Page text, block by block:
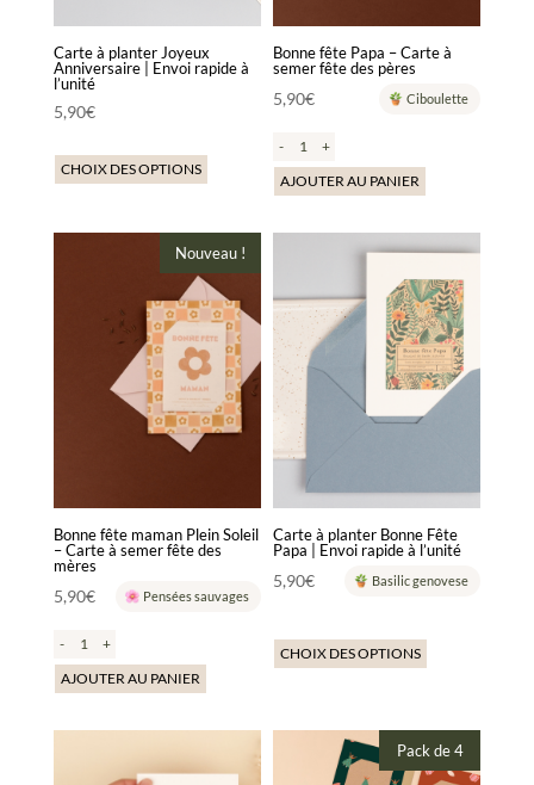
Carte à planter Joyeux
Anniversaire | Envoi rapide à
l’unité
5,90€
CHOIX DES OPTIONS
sur
la
page
du
Bonne fête Papa – Carte à
semer fête des pères
5,90€ Ciboulette
-
+
AJOUTER AU PANIER
Nouveau !
Bonne fête maman Plein Soleil
– Carte à semer fête des
mères
5,90€ Pensées sauvages
-
+
AJOUTER AU PANIER
Carte à planter Bonne Fête
Papa | Envoi rapide à l’unité
5,90€ Basilic genovese
CHOIX DES OPTIONS
a
plusieurs
variations.
Les
options
peuvent
être
choisies
sur
la
page
du
Pack de 4